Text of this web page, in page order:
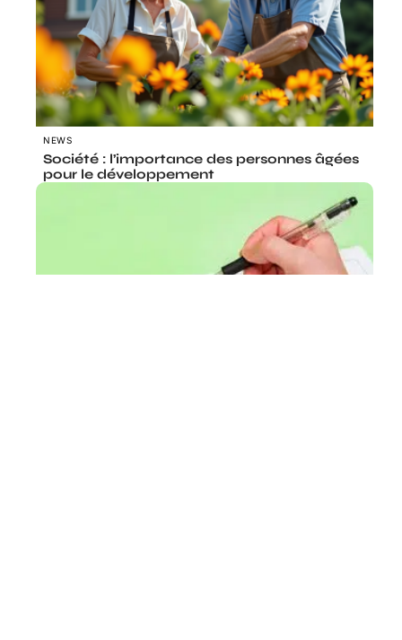
NEWS
Société : l’importance des personnes âgées
pour le développement